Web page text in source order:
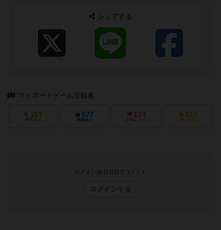
シェアする
マイボードゲーム登録者
161
興味あり
677
経験あり
114
お気に入り
517
持ってる
ログイン/会員登録でコメント
ログインする